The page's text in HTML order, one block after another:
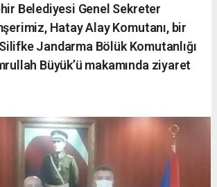
Belediyesi Genel Sekreter
Hatay Alay Komutanı, bir
Jandarma Bölük Komutanlığı
Büyük’ü makamında ziyaret